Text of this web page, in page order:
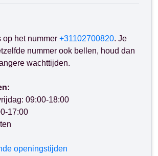
op het nummer +31102700820. Je
nummer ook bellen, houd dan
wachttijden.
09:00-18:00
17:00
openingstijden